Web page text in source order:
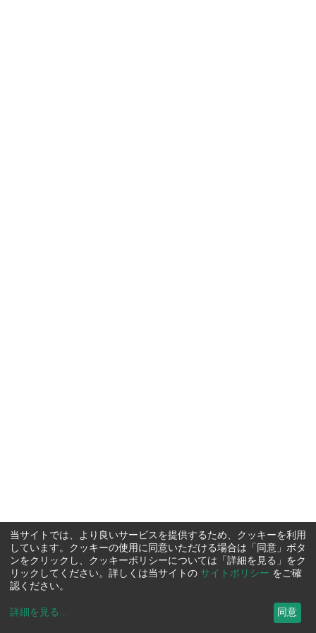
当サイトでは、より良いサービスを提供するため、クッキーを利用
しています。クッキーの使用に同意いただける場合は「同意」ボタ
ンをクリックし、クッキーポリシーについては「詳細を見る」をク
リックしてください。詳しくは当サイトの サイトポリシー をご確
認ください。
詳細を見る ... 同意